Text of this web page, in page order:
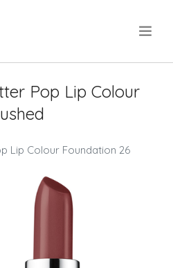
Pop Lip Colour
Lip Colour Foundation 26